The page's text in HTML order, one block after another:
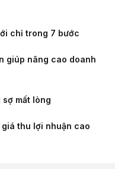
chỉ trong 7 bước
giúp nâng cao doanh
mất lòng
thu lợi nhuận cao